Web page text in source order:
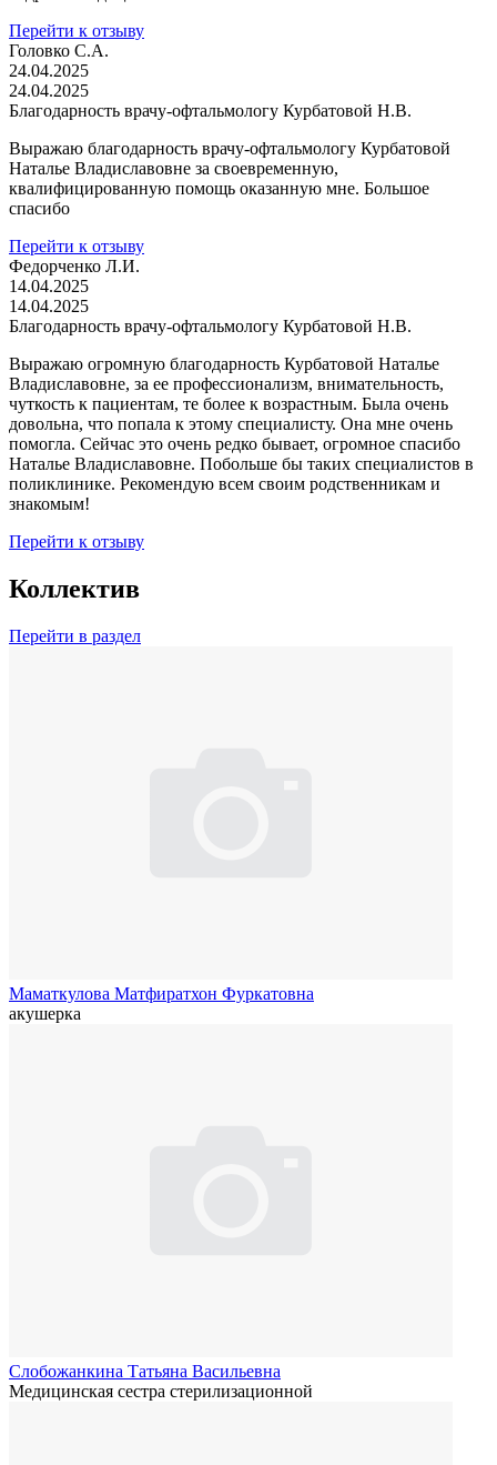
Перейти к отзыву
Головко С.А.
24.04.2025
24.04.2025
Благодарность врачу-офтальмологу Курбатовой Н.В.
Выражаю благодарность врачу-офтальмологу Курбатовой
Наталье Владиславовне за своевременную,
квалифицированную помощь оказанную мне. Большое
спасибо
Перейти к отзыву
Федорченко Л.И.
14.04.2025
14.04.2025
Благодарность врачу-офтальмологу Курбатовой Н.В.
Выражаю огромную благодарность Курбатовой Наталье
Владиславовне, за ее профессионализм, внимательность,
чуткость к пациентам, те более к возрастным. Была очень
довольна, что попала к этому специалисту. Она мне очень
помогла. Сейчас это очень редко бывает, огромное спасибо
Наталье Владиславовне. Побольше бы таких специалистов в
поликлинике. Рекомендую всем своим родственникам и
знакомым!
Перейти к отзыву
Коллектив
Перейти в раздел
Маматкулова Матфиратхон Фуркатовна
акушерка
Слобожанкина Татьяна Васильевна
Медицинская сестра стерилизационной